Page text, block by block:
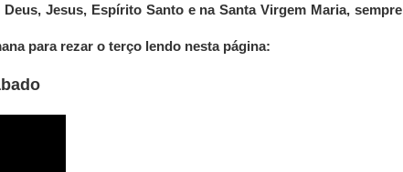
Jesus, Espírito Santo e na Santa Virgem Maria, sempre
para rezar o terço lendo nesta página: